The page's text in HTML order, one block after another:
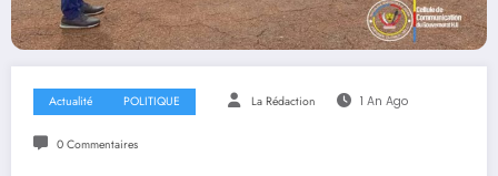
Actualité POLITIQUE La Rédaction 1 An Ago
0 Commentaires